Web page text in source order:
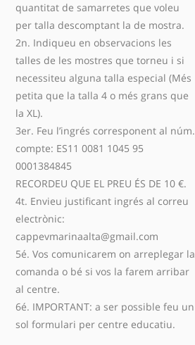
quantitat de samarretes que voleu
per talla descomptant la de mostra.
2n. Indiqueu en observacions les
talles de les mostres que torneu i si
necessiteu alguna talla especial (Més
petita que la talla 4 o més grans que
la XL).
3er. Feu l’ingrés corresponent al núm.
compte: ES11 0081 1045 95
0001384845
RECORDEU QUE EL PREU ÉS DE 10 €.
4t. Envieu justificant ingrés al correu
electrònic:
cappevmarinaalta@gmail.com
5é. Vos comunicarem on arreplegar la
comanda o bé si vos la farem arribar
al centre.
6é. IMPORTANT: a ser possible feu un
sol formulari per centre educatiu.